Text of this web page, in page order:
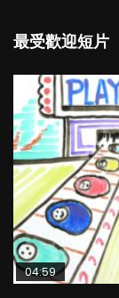
最受歡迎短片
04:59
03:39
03:02
04:06
03:41